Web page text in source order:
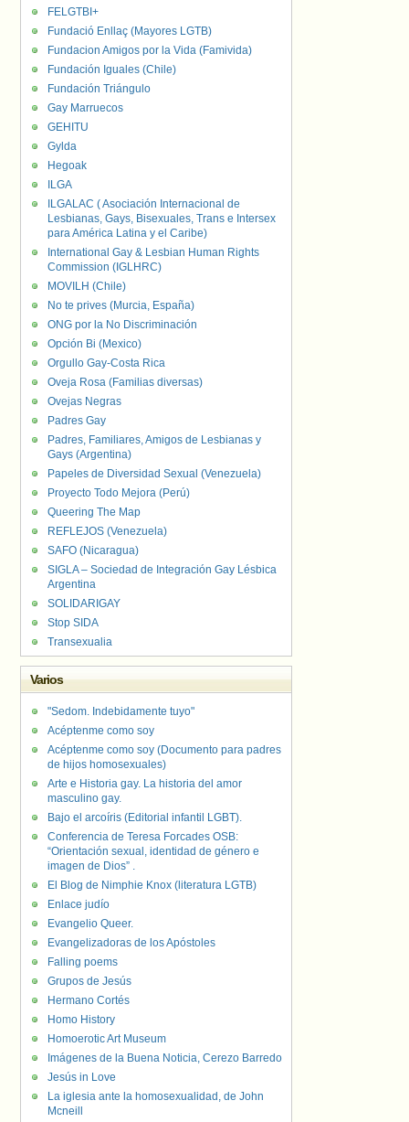
FELGTBI+
Fundació Enllaç (Mayores LGTB)
Fundacion Amigos por la Vida (Famivida)
Fundación Iguales (Chile)
Fundación Triángulo
Gay Marruecos
GEHITU
Gylda
Hegoak
ILGA
ILGALAC ( Asociación Internacional de
Lesbianas, Gays, Bisexuales, Trans e Intersex
para América Latina y el Caribe)
International Gay & Lesbian Human Rights
Commission (IGLHRC)
MOVILH (Chile)
No te prives (Murcia, España)
ONG por la No Discriminación
Opción Bi (Mexico)
Orgullo Gay-Costa Rica
Oveja Rosa (Familias diversas)
Ovejas Negras
Padres Gay
Padres, Familiares, Amigos de Lesbianas y
Gays (Argentina)
Papeles de Diversidad Sexual (Venezuela)
Proyecto Todo Mejora (Perú)
Queering The Map
REFLEJOS (Venezuela)
SAFO (Nicaragua)
SIGLA – Sociedad de Integración Gay Lésbica
Argentina
SOLIDARIGAY
Stop SIDA
Transexualia
Varios
"Sedom. Indebidamente tuyo"
Acéptenme como soy
Acéptenme como soy (Documento para padres
de hijos homosexuales)
Arte e Historia gay. La historia del amor
masculino gay.
Bajo el arcoíris (Editorial infantil LGBT).
Conferencia de Teresa Forcades OSB:
“Orientación sexual, identidad de género e
imagen de Dios” .
El Blog de Nimphie Knox (literatura LGTB)
Enlace judío
Evangelio Queer.
Evangelizadoras de los Apóstoles
Falling poems
Grupos de Jesús
Hermano Cortés
Homo History
Homoerotic Art Museum
Imágenes de la Buena Noticia, Cerezo Barredo
Jesús in Love
La iglesia ante la homosexualidad, de John
Mcneill